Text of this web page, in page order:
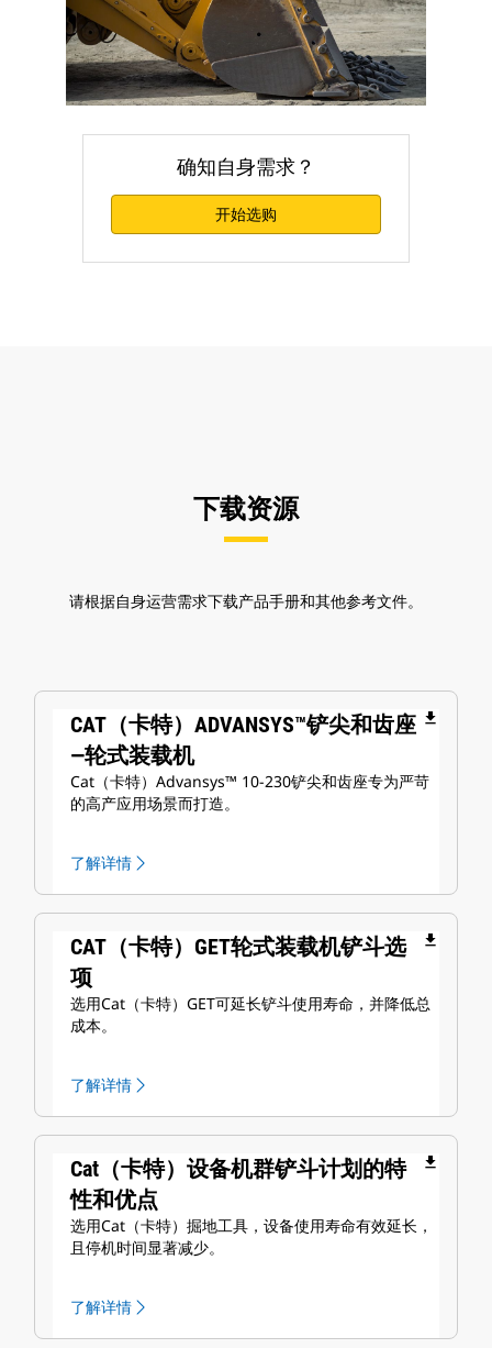
确知自身需求？
开始选购
下载资源
请根据自身运营需求下载产品手册和其他参考文件。
CAT（卡特）ADVANSYS™铲尖和齿座
—轮式装载机
file_download
Cat（卡特）Advansys™ 10-230铲尖和齿座专为严苛
的高产应用场景而打造。
了解详情
CAT（卡特）GET轮式装载机铲斗选
项
file_download
选用Cat（卡特）GET可延长铲斗使用寿命，并降低总
成本。
了解详情
Cat（卡特）设备机群铲斗计划的特
性和优点
file_download
选用Cat（卡特）掘地工具，设备使用寿命有效延长，
且停机时间显著减少。
了解详情